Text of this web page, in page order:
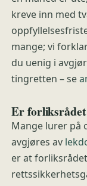
kreve inn med
mange; vi
du uenig i
tingretten – se
Er
Mange lurer på
avgjøres av
er at